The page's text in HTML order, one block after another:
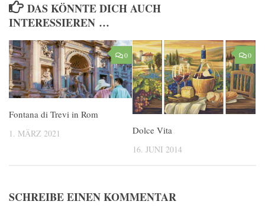
DAS KÖNNTE DICH AUCH
INTERESSIEREN …
0
Fontana di Trevi in Rom
1. MÄRZ 2021
0
Dolce Vita
16. JUNI 2014
SCHREIBE EINEN KOMMENTAR